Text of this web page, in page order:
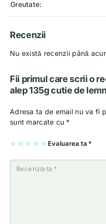
Greutate
Recenzii
Nu există recenzii până
Fii primul care scrii o
alep 135g cutie de
Adresa ta de email nu va fi
sunt marcate cu *
Evaluarea ta *
U
n
2
5
st
el
3
5
st
el
4
5
st
el
5
5
st
el